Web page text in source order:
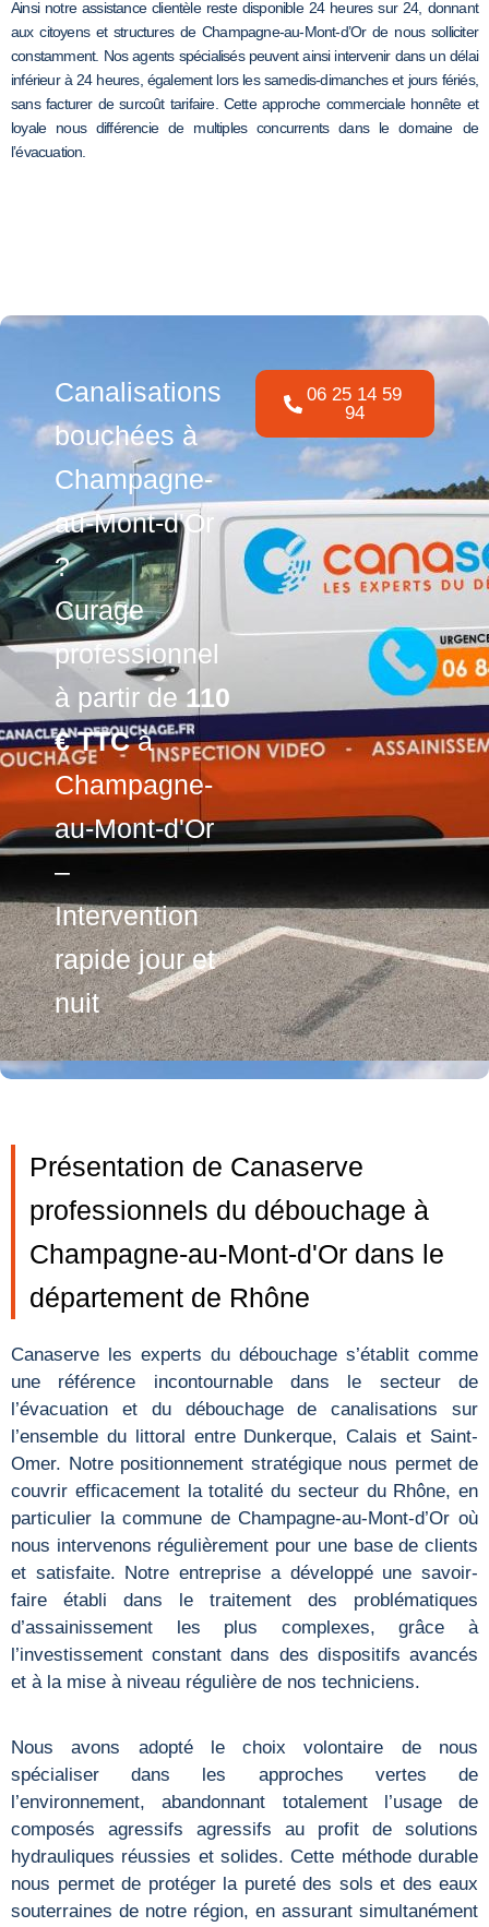
Ainsi notre assistance clientèle reste disponible 24 heures sur 24, donnant
aux citoyens et structures de Champagne-au-Mont-d’Or de nous solliciter
constamment. Nos agents spécialisés peuvent ainsi intervenir dans un délai
inférieur à 24 heures, également lors les samedis-dimanches et jours fériés,
sans facturer de surcoût tarifaire. Cette approche commerciale honnête et
loyale nous différencie de multiples concurrents dans le domaine de
l’évacuation.
Canalisations
bouchées à
Champagne-
au-Mont-d'Or
?
Curage
professionnel
à partir de 110
€ TTCà
Champagne-
au-Mont-d'Or
–
Intervention
rapide jour et
nuit
06 25 14 59
94
Présentation de Canaserve
professionnels du débouchage à
Champagne-au-Mont-d'Or dans le
département de Rhône
Canaserve les experts du débouchage s’établit comme
une référence incontournable dans le secteur de
l’évacuation et du débouchage de canalisations sur
l’ensemble du littoral entre Dunkerque, Calais et Saint-
Omer. Notre positionnement stratégique nous permet de
couvrir efficacement la totalité du secteur du Rhône, en
particulier la commune de Champagne-au-Mont-d’Or où
nous intervenons régulièrement pour une base de clients
et satisfaite. Notre entreprise a développé une savoir-
faire établi dans le traitement des problématiques
d’assainissement les plus complexes, grâce à
l’investissement constant dans des dispositifs avancés
et à la mise à niveau régulière de nos techniciens.
Nous avons adopté le choix volontaire de nous
spécialiser dans les approches vertes de
l’environnement, abandonnant totalement l’usage de
composés agressifs agressifs au profit de solutions
hydrauliques réussies et solides. Cette méthode durable
nous permet de protéger la pureté des sols et des eaux
souterraines de notre région, en assurant simultanément